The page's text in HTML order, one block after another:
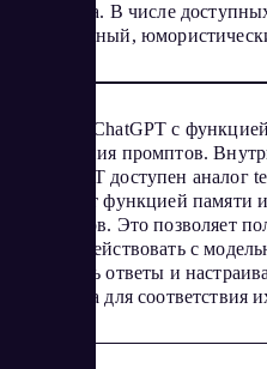
контента. В числе
формальный,
Аналог ChatGPT с
улучшения промптов.
RoboGPT доступен аналог
обладает функцией памяти
промптов. Это позволяет
взаимодействовать с
получать ответы и
контента для соответствия